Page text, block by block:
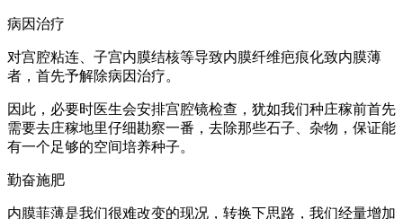
病因治疗
对宫腔粘连、子宫内膜结核等导致内膜纤维疤痕化致内膜薄
者，首先予解除病因治疗。
因此，必要时医生会安排宫腔镜检查，犹如我们种庄稼前首先
需要去庄稼地里仔细勘察一番，去除那些石子、杂物，保证能
有一个足够的空间培养种子。
勤奋施肥
内膜菲薄是我们很难改变的现况，转换下思路，我们经量增加